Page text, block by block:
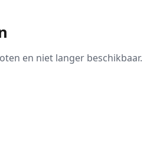
en niet langer beschikbaar.